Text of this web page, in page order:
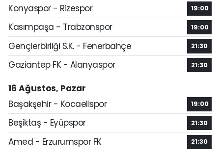
Konyaspor - Rizespor
19:00
Kasımpaşa - Trabzonspor 19:00
Gençlerbirliği S.K. - Fenerbahçe 21:30
Gaziantep FK - Alanyaspor 21:30
16 Ağustos, Pazar
Başakşehir - Kocaelispor
19:00
Beşiktaş - Eyüpspor 21:30
Amed - Erzurumspor FK 21:30